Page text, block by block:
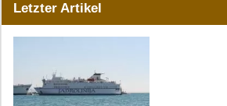
Letzter Artikel